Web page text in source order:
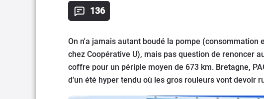
136
On n'a jamais autant boudé la pompe (consommation
chez Coopérative U), mais pas question de renoncer
coffre pour un périple moyen de 673 km. Bretagne,
d’un été hyper tendu où les gros rouleurs vont devoir